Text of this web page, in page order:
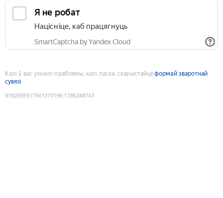
Я не робат
Націсніце, каб працягнуць
SmartCaptcha by Yandex Cloud
Калі ў вас узніклі праблемы, калі ласка, скарыстайцеформай зваротнай
сувязі
9192659517941370198:1786248743